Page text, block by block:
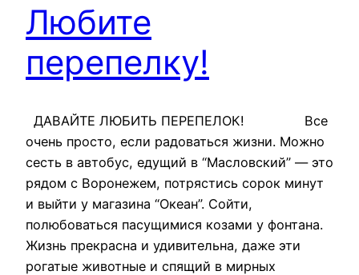
Любите
перепелку!
ДАВАЙТЕ ЛЮБИТЬ ПЕРЕПЕЛОК! Все
очень просто, если радоваться жизни. Можно
сесть в автобус, едущий в “Масловский” — это
рядом с Воронежем, потрястись сорок минут
и выйти у магазина “Океан”. Сойти,
полюбоваться пасущимися козами у фонтана.
Жизнь прекрасна и удивительна, даже эти
рогатые животные и спящий в мирных